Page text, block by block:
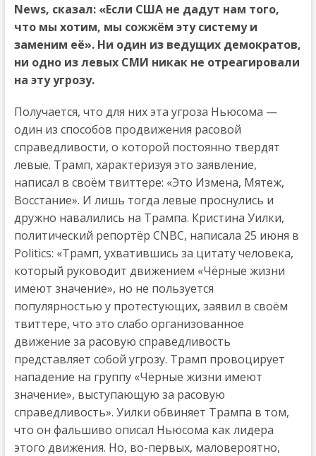
News, сказал: «Если США не дадут нам того,
что мы хотим, мы сожжём эту систему и
заменим её». Ни один из ведущих демократов,
ни одно из левых СМИ никак не отреагировали
на эту угрозу.
Получается, что для них эта угроза Ньюсома —
один из способов продвижения расовой
справедливости, о которой постоянно твердят
левые. Трамп, характеризуя это заявление,
написал в своём твиттере: «Это Измена, Мятеж,
Восстание». И лишь тогда левые проснулись и
дружно навалились на Трампа. Кристина Уилки,
политический репортёр CNBC, написала 25 июня в
Politics: «Трамп, ухватившись за цитату человека,
который руководит движением «Чёрные жизни
имеют значение», но не пользуется
популярностью у протестующих, заявил в своём
твиттере, что это слабо организованное
движение за расовую справедливость
представляет собой угрозу. Трамп провоцирует
нападение на группу «Чёрные жизни имеют
значение», выступающую за расовую
справедливость». Уилки обвиняет Трампа в том,
что он фальшиво описал Ньюсома как лидера
этого движения. Но, во-первых, маловероятно,